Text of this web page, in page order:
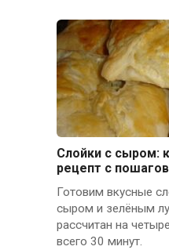
Слойки с сыром:
рецепт с
Готовим вкусные
сыром и зелёным
рассчитан на
всего 30 минут.